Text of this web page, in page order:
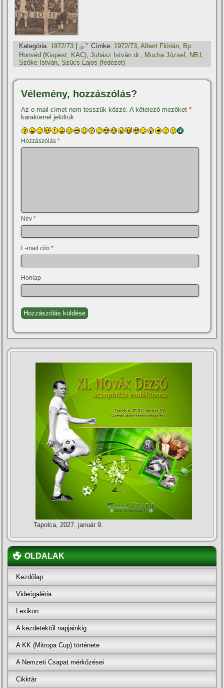
Kategória: 1972/73 | Címke: 1972/73,Albert Flórián, Bp.
Honvéd (Kispest; KAC) ,Juhász István dr. Mucha József NB1
Szőke István ,Szűcs Lajos (fedezet)
Vélemény, hozzászólás?
Az e-mail címet nem tesszük közzé. A kötelező mezőket*
karakterrel jelöltük
Hozzászólás*
Név*
E-mail cím*
Honlap
Tapolca, 2027. január 9.
OLDALAK
Kezdőlap
Videógaléria
Lexikon
A kezdetektől napjainkig
A KK (Mitropa Cup) története
A Nemzeti Csapat mérkőzései
Cikktár